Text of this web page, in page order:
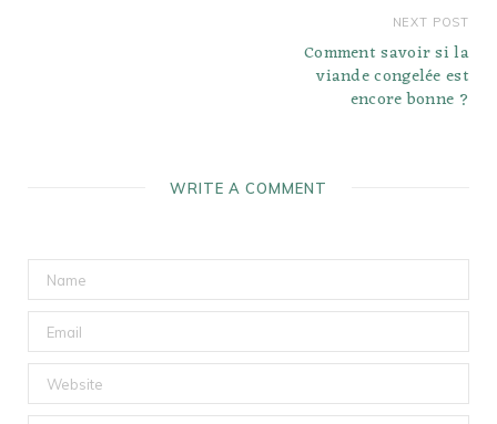
NEXT POST
Comment savoir si la
viande congelée est
encore bonne ?
WRITE A COMMENT